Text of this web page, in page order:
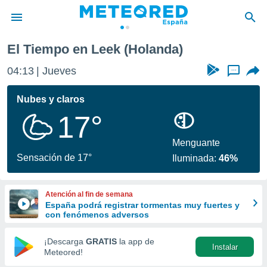
de
por
se
calidad.
a este
las
y
forma
digital
basada
El Tiempo en Leek (Holanda)
04:13 Jueves ...
Nubes y claros
17°
Sensación de 17°
Menguante
Iluminada:46%
Atención al fin de semana
España podrá registrar tormentas muy fuertes y
con fenómenos adversos
¡Descarga GRATIS la app de
Meteored!
Instalar